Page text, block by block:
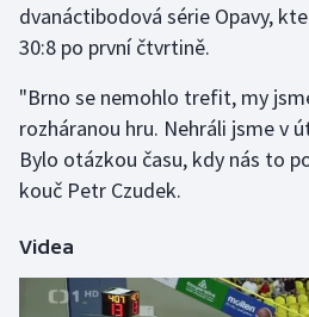
Házená
Judo
Krasobruslení
Lezení
Lyže a snowboard
dvanáctibodová série Opavy,
30:8 po první čtvrtině.
"Brno se nemohlo trefit, my
rozháranou hru. Nehráli jsme v
Bylo otázkou času, kdy nás to
kouč Petr Czudek.
Videa